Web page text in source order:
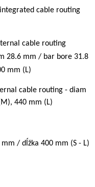
integrated cable routing
cable routing
28.6 mm / bar bore 31.8
mm (L)
cable routing - diam
440 mm (L)
mm / dĺžka 400 mm (S - L)